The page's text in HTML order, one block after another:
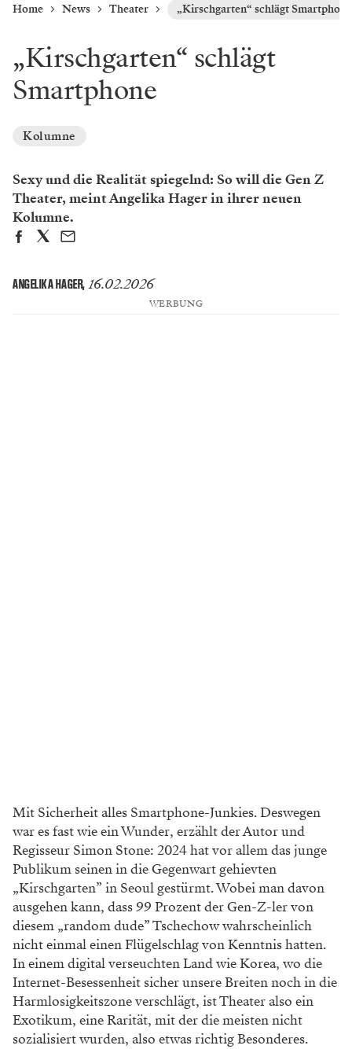
Home News Theater „Kirschgarten“ schlägt Smartphone
„Kirschgarten“ schlägt
Smartphone
Kolumne
Sexy und die Realität spiegelnd: So will die Gen Z
Theater, meint Angelika Hager in ihrer neuen
Kolumne.
ANGELIKA HAGER, 16.02.2026
WERBUNG
Mit Sicherheit alles Smartphone-Junkies. Deswegen
war es fast wie ein Wunder, erzählt der Autor und
Regisseur Simon Stone: 2024 hat vor allem dasjunge
Publikum seinen in die Gegenwart gehievten
„Kirschgarten” in Seoul gestürmt. Wobei man davon
ausgehenkann, dass 99 Prozent der Gen-Z-ler von
diesem „randomdude” Tschechow wahrscheinlich
nicht einmal einen Flügelschlag von Kenntnis hatten.
In einem digital verseuchtenLand wie Korea, wo die
Internet-Besessenheit sicher unsereBreiten noch in die
Harmlosigkeitszone verschlägt, ist Theateralso ein
Exotikum, eine Rarität, mit der die meisten nicht
sozialisiert wurden, also etwas richtig Besonderes.